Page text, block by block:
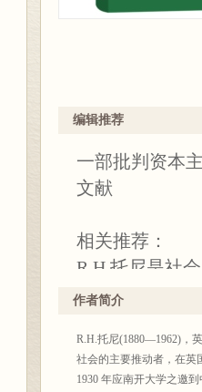
编辑推荐
一部批判资本
文献
相关推荐：
R.H.托尼是社
社会主义者的
本书论述清晰
——劳伦斯•戈
作者简介
R.H.托尼(1880—1962)，
社会的主要推动者，在英
1930 年应南开大学之邀